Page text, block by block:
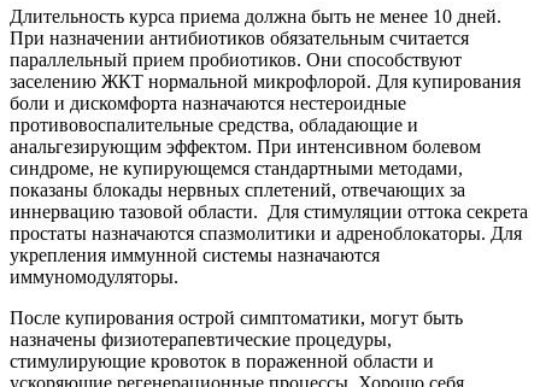
Длительность курса приема должна быть не менее 10 дней.
При назначении антибиотиков обязательным считается
параллельный прием пробиотиков. Они способствуют
заселению ЖКТ нормальной микрофлорой. Для купирования
боли и дискомфорта назначаются нестероидные
противовоспалительные средства, обладающие и
анальгезирующим эффектом. При интенсивном болевом
синдроме, не купирующемся стандартными методами,
показаны блокады нервных сплетений, отвечающих за
иннервацию тазовой области. Для стимуляции оттока секрета
простаты назначаются спазмолитики и адреноблокаторы. Для
укрепления иммунной системы назначаются
иммуномодуляторы.
После купирования острой симптоматики, могут быть
назначены физиотерапевтические процедуры,
стимулирующие кровоток в пораженной области и
ускоряющие регенерационные процессы. Хорошо себя